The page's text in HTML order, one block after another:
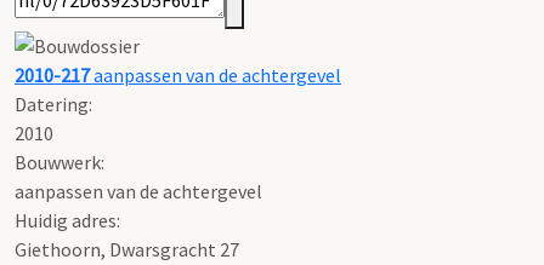
2010-217aanpassen van de achtergevel
Datering:
2010
Bouwwerk:
aanpassen van de achtergevel
Huidig adres:
Giethoorn, Dwarsgracht 27